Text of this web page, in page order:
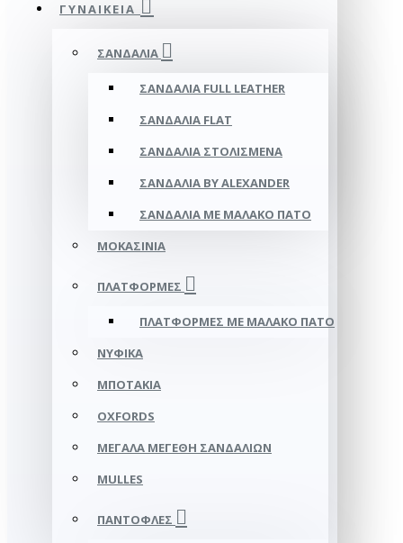
ΓΥΝΑΙΚΕΊΑ
ΣΑΝΔΆΛΙΑ
ΣΑΝΔΆΛΙΑ FULL LEATHER
ΣΑΝΔΆΛΙΑ FLAT
ΣΑΝΔΆΛΙΑ ΣΤΟΛΙΣΜΈΝΑ
ΣΑΝΔΆΛΙΑ BY ALEXANDER
ΣΑΝΔΆΛΙΑ ΜΕ ΜΑΛΑΚΌ ΠΆΤΟ
ΜΟΚΑΣΊΝΙΑ
ΠΛΑΤΦΌΡΜΕΣ
ΠΛΑΤΦΟΡΜΕΣ ΜΕ ΜΑΛΑΚΟ ΠΑΤΟ
ΝΥΦΙΚΆ
ΜΠΟΤΆΚΙΑ
OXFORDS
ΜΕΓΆΛΑ ΜΕΓΈΘΗ ΣΑΝΔΑΛΙΏΝ
MULLES
ΠΑΝΤΌΦΛΕΣ